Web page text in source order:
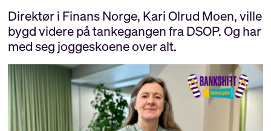
Direktør i Finans Norge, Kari Olrud Moen, ville
bygd videre på tankegangen fra DSOP. Og har
med seg joggeskoene over alt.